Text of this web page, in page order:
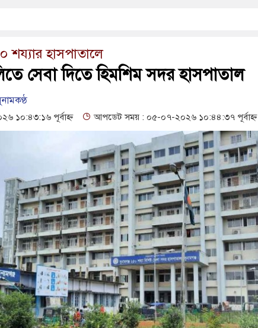
সার্ভিস সেন্টারের উদ্বোধন গনবিজ্ঞপ্তি--সুনামগঞ্জ জেলা প্রশাসন
১৬১৩ শিক্ষকের পদ শূন্য, ৪৫১টি প্রাথমিক বিদ্যালয়ে নেই প্রধান শিক্ষক
ও সুষ্ঠু বিচার দাবি
হাসপাতালে
সেবা দিতে হিমশিম সদর হাসপাতাল
১০:৪৩:১৬ পূর্বাহ্ন আপডেট সময় : ০৫-০৭-২০২৬ ১০:৪৪:৩৭ পূর্বাহ্ন